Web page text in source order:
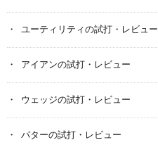
ユーティリティの試打・レビュー
アイアンの試打・レビュー
ウェッジの試打・レビュー
パターの試打・レビュー